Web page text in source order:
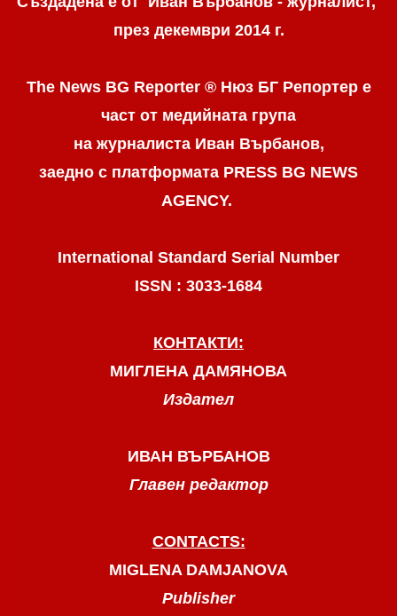
през декември 2014 г.
The News BG Reporter ® Нюз БГ Репортере
част от медийната група
на журналиста Иван Върбанов,
заедно с платформата PRESS BG NEWS
AGENCY.
International Standard Serial Number
ISSN : 3033-1684
КОНТАКТИ:
МИГЛЕНА ДАМЯНОВА
Издател
ИВАН ВЪРБАНОВ
Главен редактор
CONTACTS:
MIGLENA DAMJANOVA
Publisher